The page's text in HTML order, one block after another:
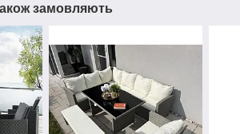
замовляють